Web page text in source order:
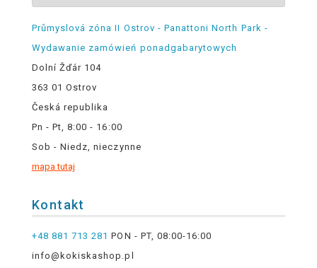
Průmyslová zóna II Ostrov - Panattoni North Park -
Wydawanie zamówień ponadgabarytowych
Dolní Žďár 104
363 01 Ostrov
Česká republika
Pn - Pt, 8:00 - 16:00
Sob - Niedz, nieczynne
mapa tutaj
Kontakt
+48 881 713 281 PON - PT, 08:00-16:00
info@kokiskashop.pl